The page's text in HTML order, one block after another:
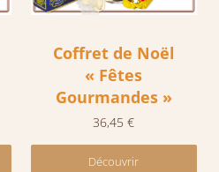
Coffret de Noël
« Fêtes
Gourmandes »
36,45€
Découvrir